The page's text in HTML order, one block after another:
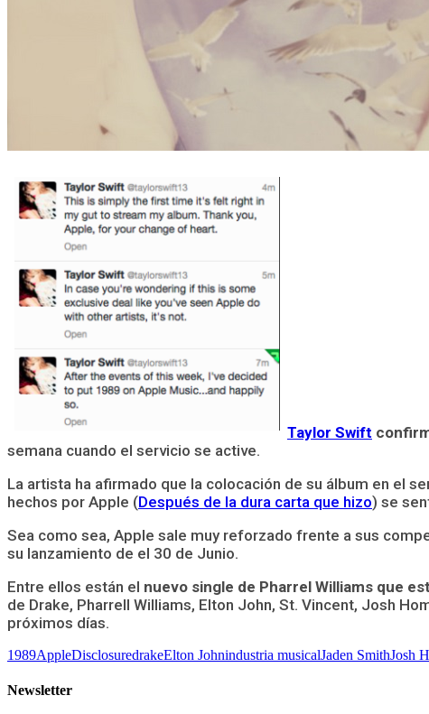
Taylor Swift
semana cuando el servicio se active.
La artista ha afirmado que la colocación de su álbum en el
hechos por Apple (Después de la dura carta que hizo) se
Sea como sea, Apple sale muy reforzado frente a sus
su lanzamiento de el 30 de Junio.
Entre ellos están el nuevo single de Pharrel Williams que
de Drake, Pharrell Williams, Elton John, St. Vincent, Josh
próximos días.
1989AppleDisclosuredrakeElton Johnindustria musicalJaden SmithJosh
Newsletter